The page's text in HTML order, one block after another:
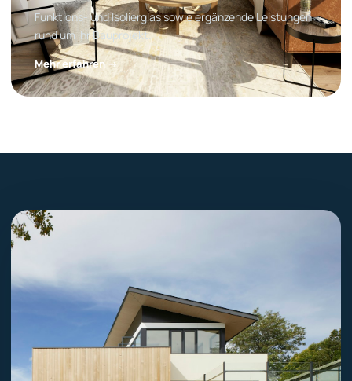
Funktions- und Isolierglas sowie ergänzende Leistungen
rund um Ihr Bauprojekt.
Mehr erfahren →